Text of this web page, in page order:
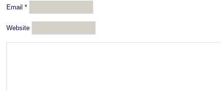
Email *
Website